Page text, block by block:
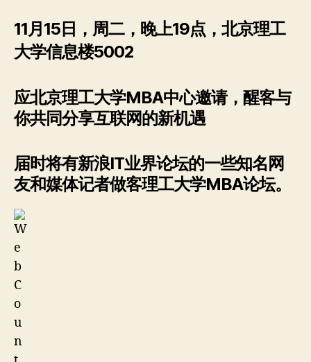
11月15日，周二，晚上19点，北京理工
大学信息楼5002
应北京理工大学MBA中心邀请，醒客与
你共同分享互联网的新机遇
届时将有新浪IT业界论坛的一些知名网
友和媒体记者做客理工大学MBA论坛。